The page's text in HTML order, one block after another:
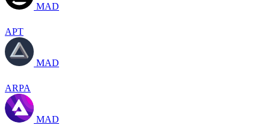
MAD
APT
MAD
ARPA
MAD